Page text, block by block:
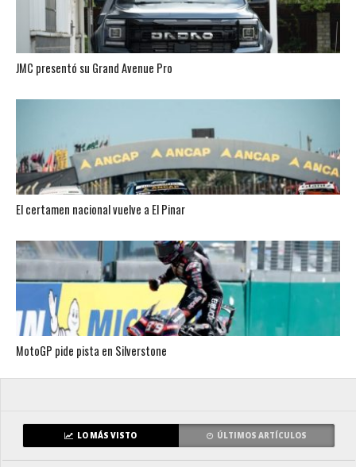
JMC presentó su Grand Avenue Pro
El certamen nacional vuelve a El Pinar
MotoGP pide pista en Silverstone
LO MÁS VISTO ÚLTIMOS ARTÍCULOS